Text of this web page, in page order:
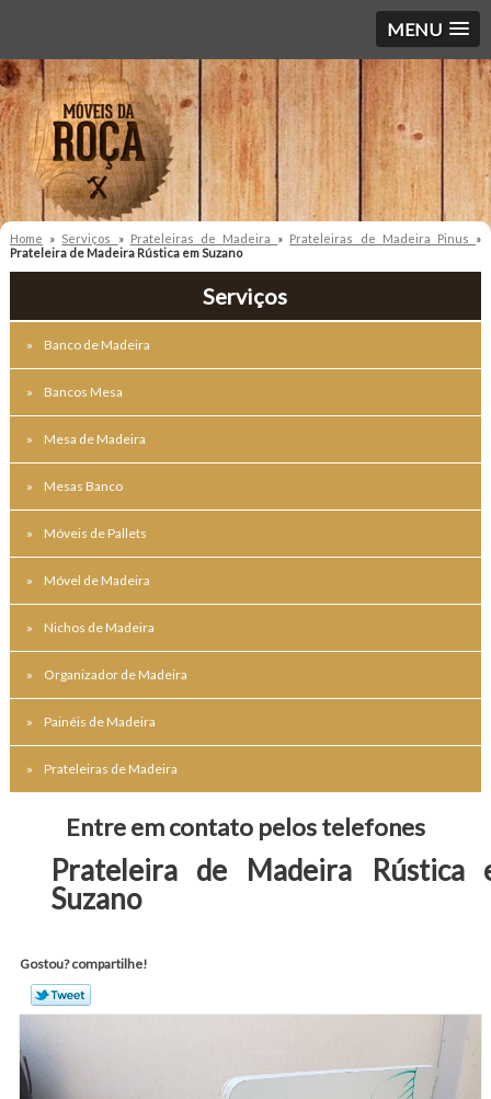
MENU
Home » Serviços » Prateleiras de Madeira » Prateleiras de Madeira Pinus »
Prateleira de Madeira Rústica em Suzano
Serviços
Banco de Madeira
Bancos Mesa
Mesa de Madeira
Mesas Banco
Móveis de Pallets
Móvel de Madeira
Nichos de Madeira
Organizador de Madeira
Painéis de Madeira
Prateleiras de Madeira
Entre em contato pelos telefones
Prateleira de Madeira Rústica
Suzano
Gostou? compartilhe!